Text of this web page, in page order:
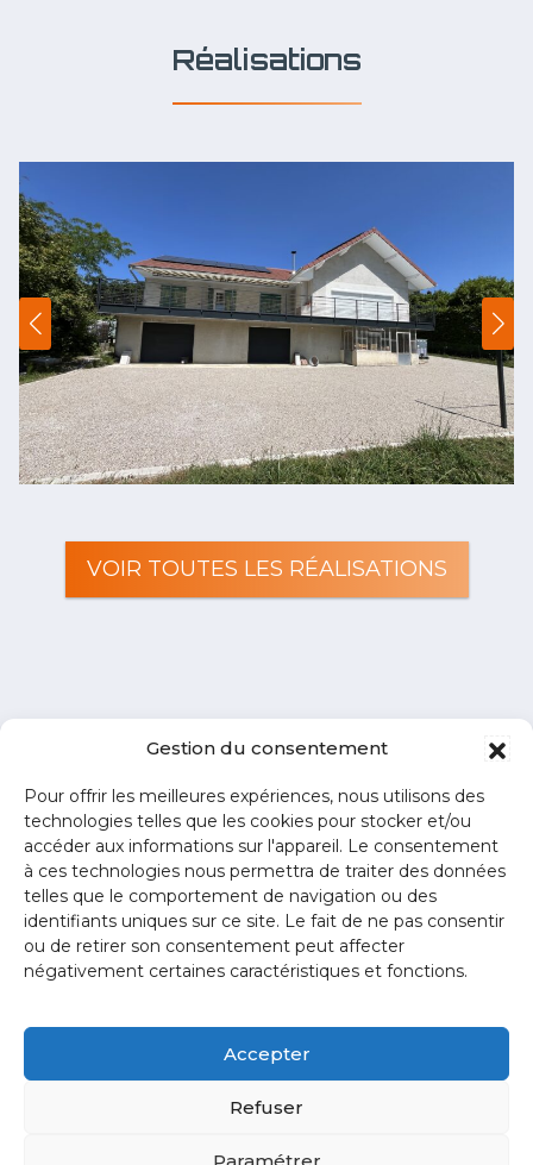
Gestion du consentement
Pour offrir les meilleures expériences, nous utilisons des
technologies telles que les cookies pour stocker et/ou
accéder aux informations sur l'appareil. Le consentement
à ces technologies nous permettra de traiter des données
telles que le comportement de navigation ou des
identifiants uniques sur ce site. Le fait de ne pas consentir
ou de retirer son consentement peut affecter
négativement certaines caractéristiques et fonctions.
Accepter
Refuser
Paramétrer
Réalisations
VOIR TOUTES LES RÉALISATIONS
ZA La Blanchotte- 25440Quingey
03 81 80 44 93